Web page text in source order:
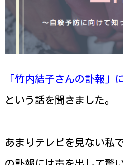
「竹内結子さんの訃報」
という話を聞きました。
あまりテレビを見ない私